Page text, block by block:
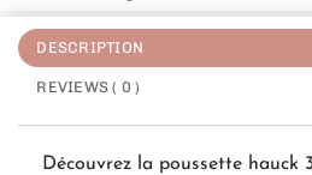
DESCRIPTION
REVIEWS ( 0 )
Découvrez la poussette hauck